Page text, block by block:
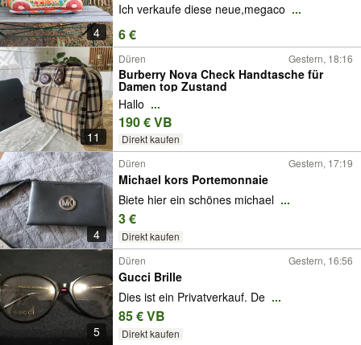
4
Ich verkaufe diese neue,megaco ...
6 €
11
Düren Gestern, 18:16
Burberry Nova Check Handtasche für
Damen top Zustand
Hallo ...
190 € VB
Direkt kaufen
4
Düren Gestern, 17:19
Michael kors Portemonnaie
Biete hier ein schönes michael ...
3 €
Direkt kaufen
5
Düren Gestern, 16:56
Gucci Brille
Dies ist ein Privatverkauf. De ...
85 € VB
Direkt kaufen